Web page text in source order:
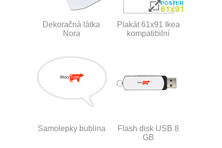
Dekoračná látka
Nora
Plakát 61x91 Ikea
kompatibilní
Samolepky bublina
Flash disk USB 8
GB